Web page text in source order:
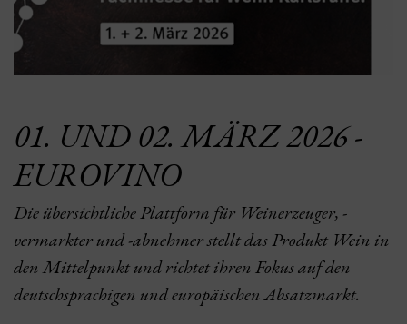
01. UND 02. MÄRZ 2026 -
EUROVINO
Die übersichtliche Plattform für Weinerzeuger, -
vermarkter und -abnehmer stellt das Produkt Wein in
den Mittelpunkt und richtet ihren Fokus auf den
deutschsprachigen und europäischen Absatzmarkt.